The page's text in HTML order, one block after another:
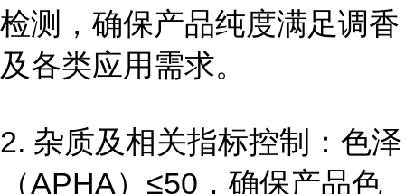
检测，确保产品纯度满足调香
及各类应用需求。
2. 杂质及相关指标控制：色泽
（APHA）≤50，确保产品色